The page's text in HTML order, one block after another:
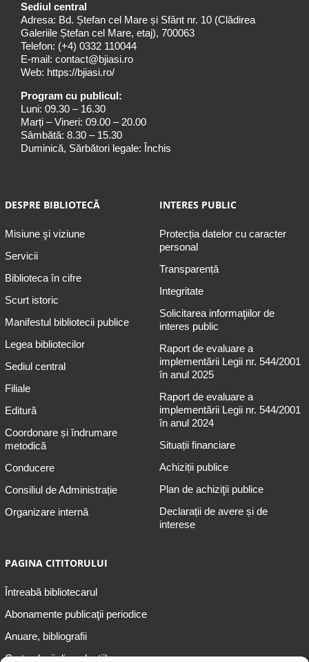
Sediul central
Adresa: Bd. Ștefan cel Mare și Sfânt nr. 10 (Clădirea
Galeriile Ștefan cel Mare, etaj), 700063
Telefon: (+4) 0332 110044
E-mail: contact@bjiasi.ro
Web: https://bjiasi.ro/
Program cu publicul:
Luni: 09.30 – 16.30
Marți – Vineri: 09.00 – 20.00
Sâmbătă: 8.30 – 15.30
Duminică, Sărbători legale: Închis
DESPRE BIBLIOTECĂ
Misiune şi viziune
Servicii
Biblioteca în cifre
Scurt istoric
Manifestul bibliotecii publice
Legea bibliotecilor
Sediul central
Filiale
Editură
Coordonare și îndrumare
metodică
Conducere
Consiliul de Administrație
Organizare internă
INTERES PUBLIC
Protecția datelor cu caracter
personal
Transparență
Integritate
Solicitarea informaţiilor de
interes public
Raport de evaluare a
implementării Legii nr. 544/2001
în anul 2025
Raport de evaluare a
implementării Legii nr. 544/2001
în anul 2024
Situații financiare
Achiziții publice
Plan de achiziţii publice
Declarații de avere și de
interese
PAGINA CITITORULUI
Întreabă bibliotecarul
Abonamente publicaţii periodice
Anuare, bibliografii
Cartea lunii din colecțiile